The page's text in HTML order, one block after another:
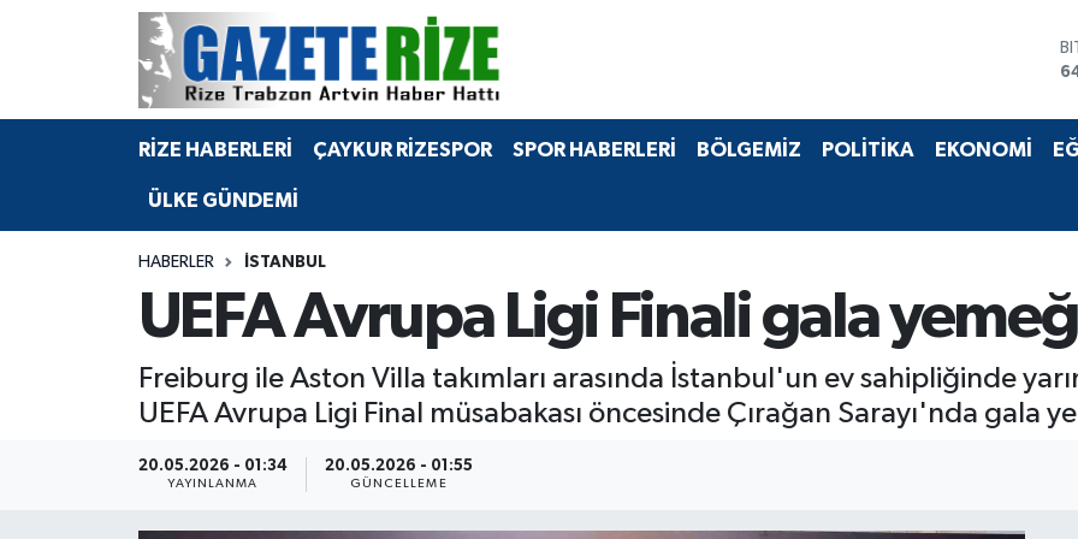
RİZE HABERLERİ ÇAYKUR RİZESPOR SPOR HABERLERİ BÖLGEMİZ POLİTİKA EKONOMİ
ÜLKE GÜNDEMİ
HABERLER İSTANBUL
UEFA Avrupa Ligi Finali gala
Freiburg ile Aston Villa takımları arasında İstanbul'un ev sahipliğinde
UEFA Avrupa Ligi Final müsabakası öncesinde Çırağan Sarayı'nda gala
20.05.2026 - 01:34
YAYINLANMA
20.05.2026 - 01:55
GÜNCELLEME
BÖLGEMİZ
Bilim Teknoloji
Advertising news
Merkez Nöbetçi Eczaneler
Merkez Hava Durumu
Merkez Trafik Yoğunluk Haritası
Tüm Manşetler
Son Dakika Haberleri
Haber Arşivi